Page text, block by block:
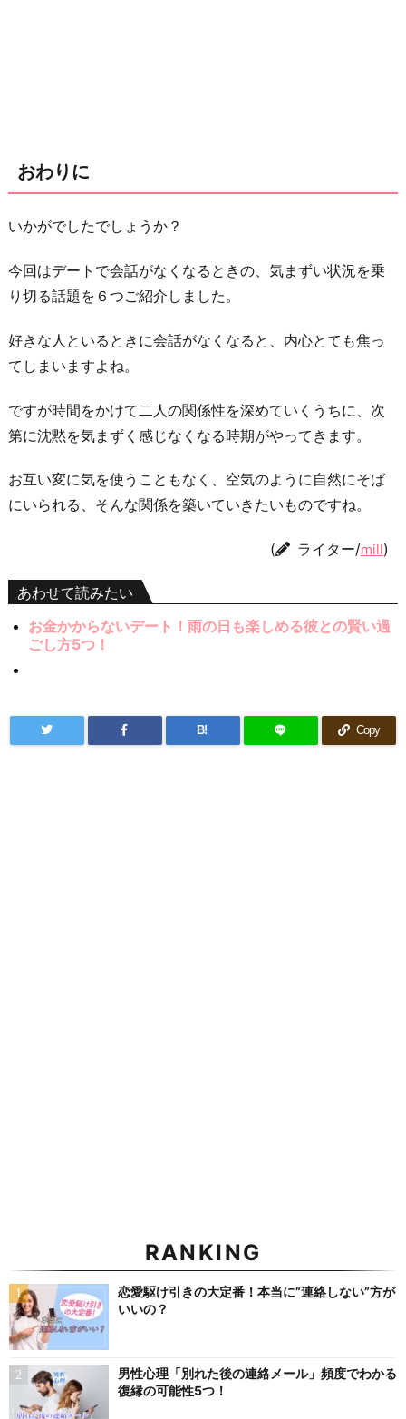
おわりに
いかがでしたでしょうか？
今回はデートで会話がなくなるときの、気まずい状況を乗
り切る話題を６つご紹介しました。
好きな人といるときに会話がなくなると、内心とても焦っ
てしまいますよね。
ですが時間をかけて二人の関係性を深めていくうちに、次
第に沈黙を気まずく感じなくなる時期がやってきます。
お互い変に気を使うこともなく、空気のように自然にそば
にいられる、そんな関係を築いていきたいものですね。
( ライター/mill)
あわせて読みたい
お金かからないデート！雨の日も楽しめる彼との賢い過
ごし方5つ！
B! Copy
RANKING
恋愛駆け引きの大定番！本当に”連絡しない”方が
いいの？
男性心理「別れた後の連絡メール」頻度でわかる
復縁の可能性5つ！